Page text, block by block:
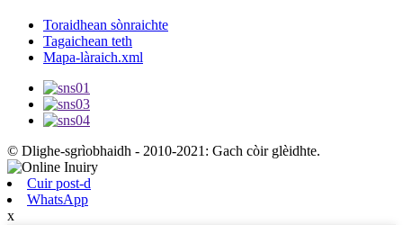
Toraidhean sònraichte
Tagaichean teth
Mapa-làraich.xml
© Dlighe-sgrìobhaidh - 2010-2021: Gach còir glèidhte.
Cuir post-d
WhatsApp
x